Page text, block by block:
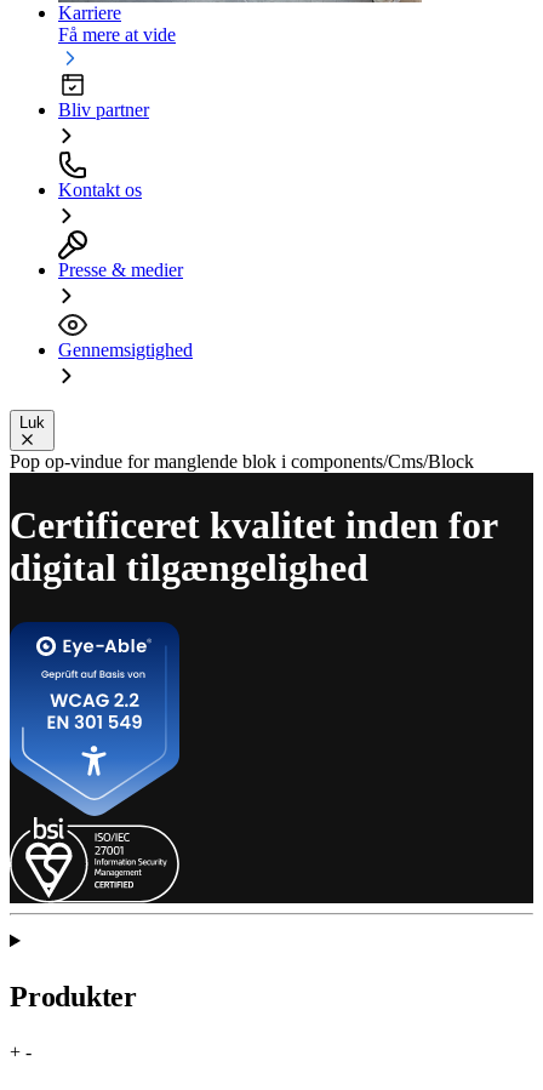
Karriere
Få mere at vide
Bliv partner
Kontakt os
Presse & medier
Gennemsigtighed
Luk
Pop op-vindue for manglende blok i components/Cms/Block
Certificeret kvalitet inden for
digital tilgængelighed
Produkter
+ -